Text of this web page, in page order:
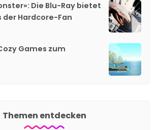
Die Blu-Ray bietet
der Hardcore-Fan
Games zum
Themen entdecken